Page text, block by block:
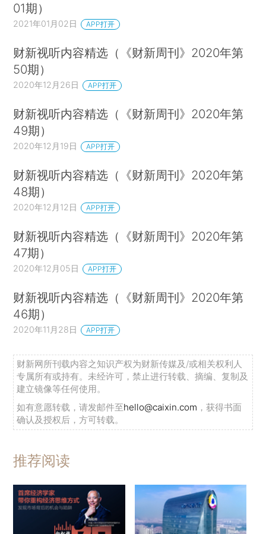
01期）
2021年01月02日 APP打开
财新视听内容精选（《财新周刊》2020年第
50期）
2020年12月26日 APP打开
财新视听内容精选（《财新周刊》2020年第
49期）
2020年12月19日 APP打开
财新视听内容精选（《财新周刊》2020年第
48期）
2020年12月12日 APP打开
财新视听内容精选（《财新周刊》2020年第
47期）
2020年12月05日 APP打开
财新视听内容精选（《财新周刊》2020年第
46期）
2020年11月28日 APP打开
财新网所刊载内容之知识产权为财新传媒及/或相关权利人
专属所有或持有。未经许可，禁止进行转载、摘编、复制及
建立镜像等任何使用。
如有意愿转载，请发邮件至hello@caixin.com ，获得书面
确认及授权后，方可转载。
推荐阅读